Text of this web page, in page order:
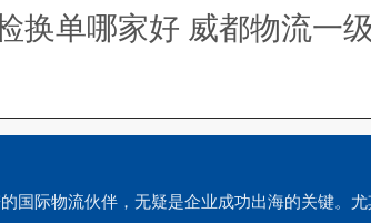
换单哪家好 威都物流一
国际物流伙伴，无疑是企业成功出海的关键。